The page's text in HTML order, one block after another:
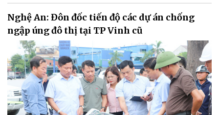
Nghệ An: Đôn đốc tiến độ các dự án chống
ngập úng đô thị tại TP Vinh cũ